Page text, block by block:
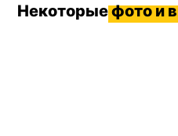
Некоторыефото и